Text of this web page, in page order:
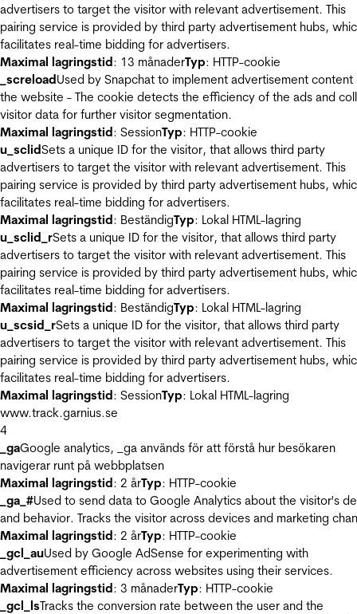
advertisers to target the visitor with relevant advertisement. This
pairing service is provided by third party advertisement hubs,
facilitates real-time bidding for advertisers.
Maximal lagringstid: 13 månaderTyp: HTTP-cookie
_screloadUsed by Snapchat to implement advertisement content
the website - The cookie detects the efficiency of the ads and
visitor data for further visitor segmentation.
Maximal lagringstid: SessionTyp: HTTP-cookie
u_sclidSets a unique ID for the visitor, that allows third party
advertisers to target the visitor with relevant advertisement. This
pairing service is provided by third party advertisement hubs,
facilitates real-time bidding for advertisers.
Maximal lagringstid: BeständigTyp: Lokal HTML-lagring
u_sclid_rSets a unique ID for the visitor, that allows third party
advertisers to target the visitor with relevant advertisement. This
pairing service is provided by third party advertisement hubs,
facilitates real-time bidding for advertisers.
Maximal lagringstid: BeständigTyp: Lokal HTML-lagring
u_scsid_rSets a unique ID for the visitor, that allows third party
advertisers to target the visitor with relevant advertisement. This
pairing service is provided by third party advertisement hubs,
facilitates real-time bidding for advertisers.
Maximal lagringstid: SessionTyp: Lokal HTML-lagring
www.track.garnius.se
4
_gaGoogle analytics, _ga används för att förstå hur besökaren
navigerar runt på webbplatsen
Maximal lagringstid: 2 årTyp: HTTP-cookie
_ga_#Used to send data to Google Analytics about the visitor's
and behavior. Tracks the visitor across devices and marketing
Maximal lagringstid: 2 årTyp: HTTP-cookie
_gcl_auUsed by Google AdSense for experimenting with
advertisement efficiency across websites using their services.
Maximal lagringstid: 3 månaderTyp: HTTP-cookie
_gcl_lsTracks the conversion rate between the user and the